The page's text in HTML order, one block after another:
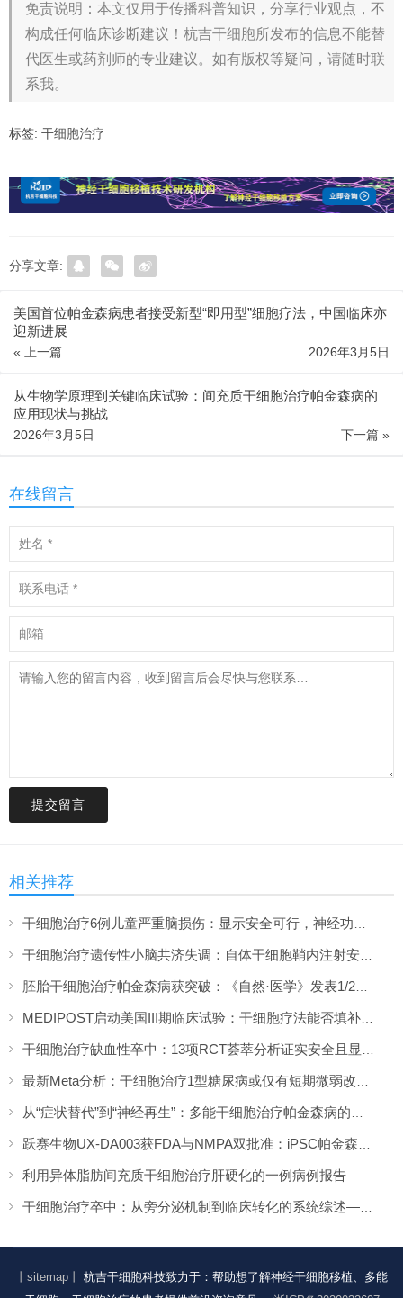
免责说明：本文仅用于传播科普知识，分享行业观点，不
构成任何临床诊断建议！杭吉干细胞所发布的信息不能替
代医生或药剂师的专业建议。如有版权等疑问，请随时联
系我。
标签: 干细胞治疗
分享文章:
美国首位帕金森病患者接受新型“即用型”细胞疗法，中国临床亦
迎新进展
« 上一篇 2026年3月5日
从生物学原理到关键临床试验：间充质干细胞治疗帕金森病的
应用现状与挑战
下一篇 »
2026年3月5日
在线留言
提交留言
相关推荐
利用异体脂肪间充质干细胞治疗肝硬化的一例病例报告
丨sitemap丨
杭吉干细胞科技致力于：帮助想了解神经干细胞移植、多能